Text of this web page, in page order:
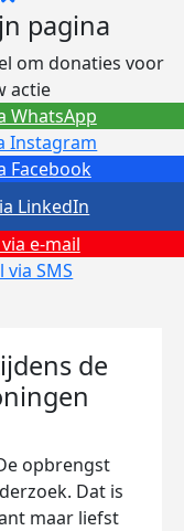
pagina
om donaties voor
actie
Facebook
Instagram
e-mail
via SMS
LinkedIn
WhatsApp
de
opbrengst
Dat is
maar liefst